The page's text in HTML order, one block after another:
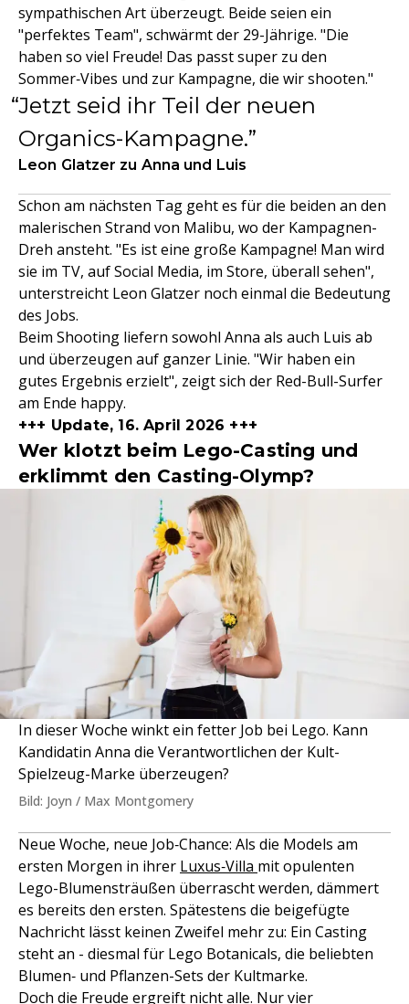
sympathischen Art überzeugt. Beide seien ein
"perfektes Team", schwärmt der 29-Jährige. "Die
haben so viel Freude! Das passt super zu den
Sommer‑Vibes und zur Kampagne, die wir shooten."
Jetzt seid ihr Teil der neuen
Organics-Kampagne.
Leon Glatzer zu Anna und Luis
Schon am nächsten Tag geht es für die beiden an den
malerischen Strand von Malibu, wo der Kampagnen-
Dreh ansteht. "Es ist eine große Kampagne! Man wird
sie im TV, auf Social Media, im Store, überall sehen",
unterstreicht Leon Glatzer noch einmal die Bedeutung
des Jobs.
Beim Shooting liefern sowohl Anna als auch Luis ab
und überzeugen auf ganzer Linie. "Wir haben ein
gutes Ergebnis erzielt", zeigt sich der Red-Bull-Surfer
am Ende happy.
+++ Update, 16. April 2026 +++
Wer klotzt beim Lego-Casting und
erklimmt den Casting-Olymp?
In dieser Woche winkt ein fetter Job bei Lego. Kann
Kandidatin Anna die Verantwortlichen der Kult-
Spielzeug-Marke überzeugen?
Bild: Joyn / Max Montgomery
Neue Woche, neue Job‑Chance: Als die Models am
ersten Morgen in ihrer Luxus‑Villa mit opulenten
Lego-Blumensträußen überrascht werden, dämmert
es bereits den ersten. Spätestens die beigefügte
Nachricht lässt keinen Zweifel mehr zu: Ein Casting
steht an - diesmal für Lego Botanicals, die beliebten
Blumen‑ und Pflanzen-Sets der Kultmarke.
Doch die Freude ergreift nicht alle. Nur vier